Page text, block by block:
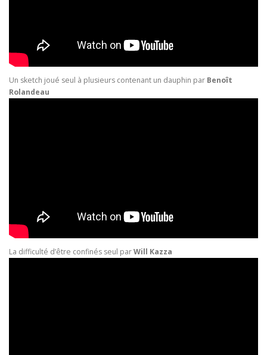
Un sketch joué seul à plusieurs contenant un dauphin par Benoît
Rolandeau
La difficulté d’être confinés seul parWill Kazza